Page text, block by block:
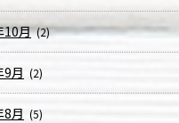
10月(2)
9月 (2)
8月 (5)